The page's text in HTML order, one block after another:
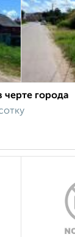
черте города